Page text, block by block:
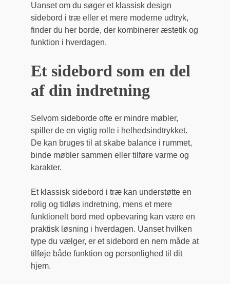
Uanset om du søger et klassisk design
sidebord i træ eller et mere moderne udtryk,
finder du her borde, der kombinerer æstetik og
funktion i hverdagen.
Et sidebord som en del
af din indretning
Selvom sideborde ofte er mindre møbler,
spiller de en vigtig rolle i helhedsindtrykket.
De kan bruges til at skabe balance i rummet,
binde møbler sammen eller tilføre varme og
karakter.
Et klassisk sidebord i træ kan understøtte en
rolig og tidløs indretning, mens et mere
funktionelt bord med opbevaring kan være en
praktisk løsning i hverdagen. Uanset hvilken
type du vælger, er et sidebord en nem måde at
tilføje både funktion og personlighed til dit
hjem.